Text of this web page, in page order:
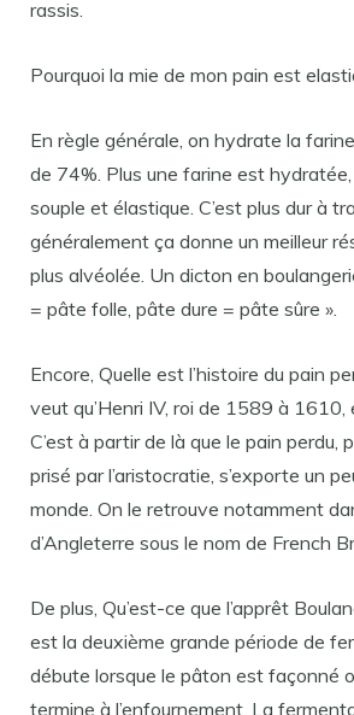
rassis.
Pourquoi la mie de mon pain est
En règle générale, on hydrate la
de 74%. Plus une farine est
souple et élastique. C’est plus dur à
généralement ça donne un meilleur
plus alvéolée. Un dicton en
= pâte folle, pâte dure = pâte sûre ».
Encore, Quelle est l’histoire du pain
veut qu’Henri IV, roi de 1589 à 1610,
C’est à partir de là que le pain perdu,
prisé par l’aristocratie, s’exporte un
monde. On le retrouve notamment
d’Angleterre sous le nom de French
De plus, Qu’est-ce que l’apprêt
est la deuxième grande période de
débute lorsque le pâton est façonné
termine à l’enfournement. La